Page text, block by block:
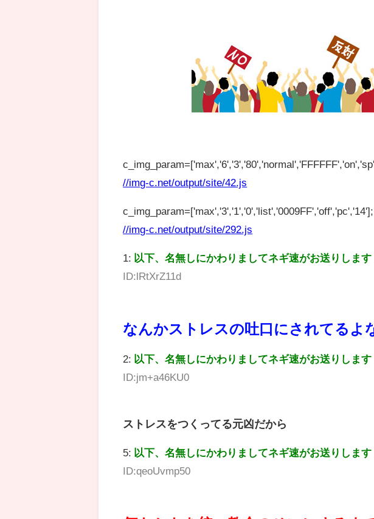
//img-c.net/output/site/42.js
c_img_param=['max','3','1','0','list','0009FF','off','pc','14'];
//img-c.net/output/site/292.js
1: 以下、名無しにかわりましてネギ速がお送りします
ID:lRtXrZ11d
なんかストレスの吐口にされてるよ
2: 以下、名無しにかわりましてネギ速がお送りします
ID:jm+a46KU0
ストレスをつくってる元凶だから
5: 以下、名無しにかわりましてネギ速がお送りします
ID:qeoUvmp50